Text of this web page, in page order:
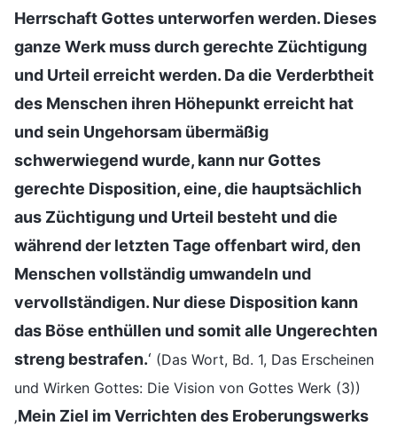
Herrschaft Gottes unterworfen werden. Dieses
ganze Werk muss durch gerechte Züchtigung
und Urteil erreicht werden. Da die Verderbtheit
des Menschen ihren Höhepunkt erreicht hat
und sein Ungehorsam übermäßig
schwerwiegend wurde, kann nur Gottes
gerechte Disposition, eine, die hauptsächlich
aus Züchtigung und Urteil besteht und die
während der letzten Tage offenbart wird, den
Menschen vollständig umwandeln und
vervollständigen. Nur diese Disposition kann
das Böse enthüllen und somit alle Ungerechten
streng bestrafen.‘ (Das Wort, Bd. 1, Das Erscheinen
und Wirken Gottes: Die Vision von Gottes Werk (3))
‚Mein Ziel im Verrichten des Eroberungswerks